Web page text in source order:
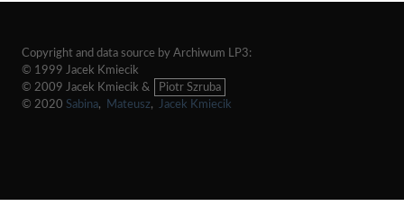
Copyright and data source by Archiwum LP3:
© 1999 Jacek Kmiecik
© 2009 Jacek Kmiecik &
Piotr Szruba
© 2020 Sabina, Mateusz, Jacek Kmiecik